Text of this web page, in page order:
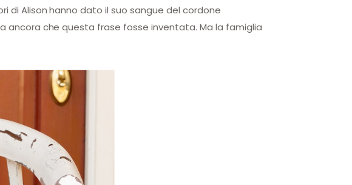
di Alison hanno dato il suo sangue del cordone
ancora che questa frase fosse inventata. Ma la famiglia